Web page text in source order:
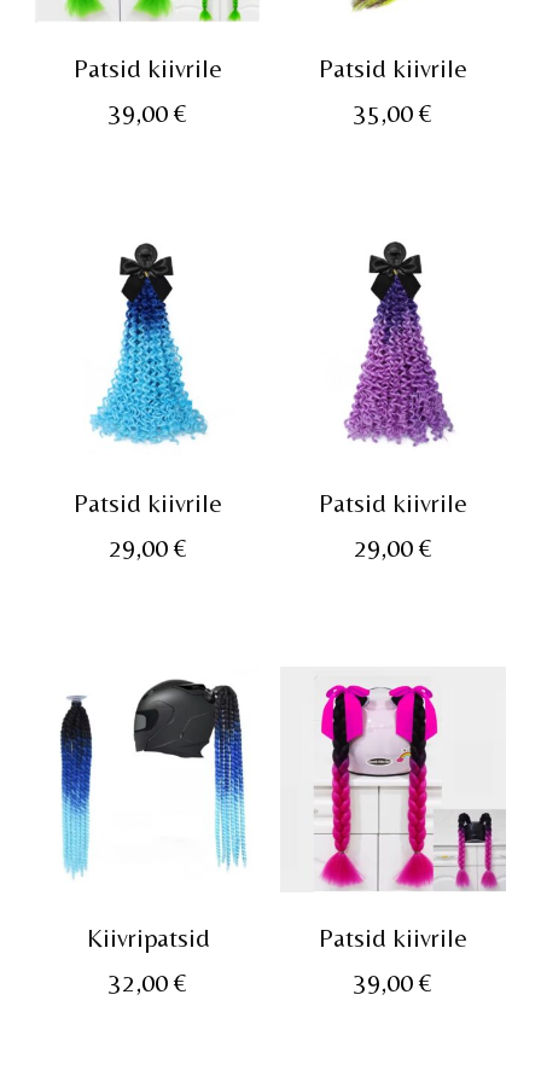
Patsid kiivrile
39,00€
Patsid kiivrile
35,00 €
Patsid kiivrile
29,00€
Patsid kiivrile
29,00 €
Kiivripatsid
32,00€
Patsid kiivrile
39,00 €